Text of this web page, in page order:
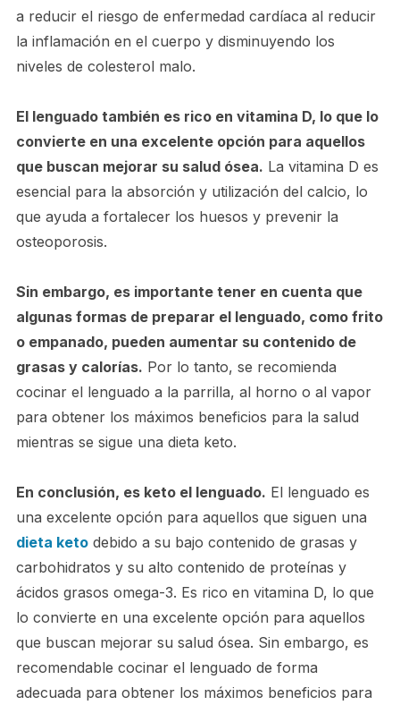
a reducir el riesgo de enfermedad cardíaca al reducir
la inflamación en el cuerpo y disminuyendo los
niveles de colesterol malo.
El lenguado también es rico en vitamina D, lo que lo
convierte en una excelente opción para aquellos
que buscan mejorar su salud ósea. La vitamina D es
esencial para la absorción y utilización del calcio, lo
que ayuda a fortalecer los huesos y prevenir la
osteoporosis.
Sin embargo, es importante tener en cuenta que
algunas formas de preparar el lenguado, como frito
o empanado, pueden aumentar su contenido de
grasas y calorías. Por lo tanto, se recomienda
cocinar el lenguado a la parrilla, al horno o al vapor
para obtener los máximos beneficios para la salud
mientras se sigue una dieta keto.
En conclusión, es keto el lenguado. El lenguado es
una excelente opción para aquellos que siguen una
dieta ketodebido a su bajo contenido de grasas y
carbohidratos y su alto contenido de proteínas y
ácidos grasos omega-3. Es rico en vitamina D, lo que
lo convierte en una excelente opción para aquellos
que buscan mejorar su salud ósea. Sin embargo, es
recomendable cocinar el lenguado de forma
adecuada para obtener los máximos beneficios para